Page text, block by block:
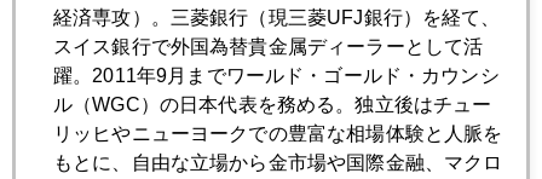
経済専攻）。三菱銀行（現三菱UFJ銀行）を経て、
スイス銀行で外国為替貴金属ディーラーとして活
躍。2011年9月までワールド・ゴールド・カウンシ
ル（WGC）の日本代表を務める。独立後はチュー
リッヒやニューヨークでの豊富な相場体験と人脈を
もとに、自由な立場から金市場や国際金融、マクロ